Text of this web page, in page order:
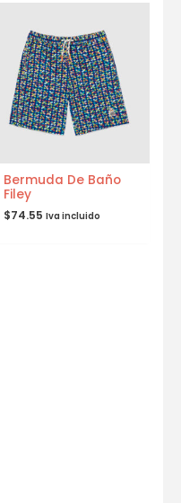
Bermuda De Baño
Filey
$74.55 Iva incluido